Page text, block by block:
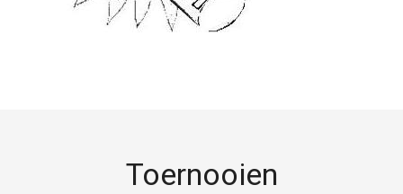
Toernooien